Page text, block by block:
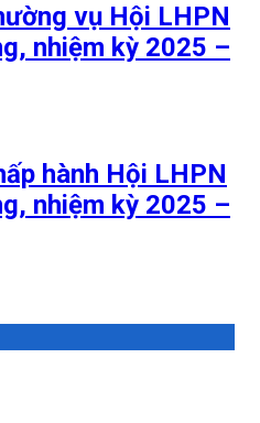
vụ Hội LHPN
nhiệm kỳ 2025 –
hành Hội LHPN
nhiệm kỳ 2025 –